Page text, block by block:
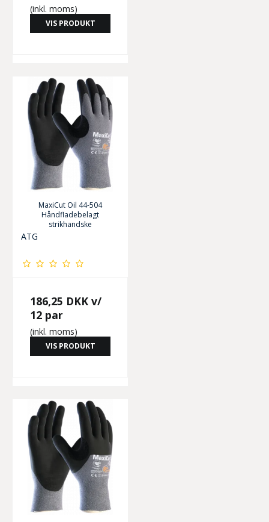
(inkl. moms)
VIS PRODUKT
MaxiCut Oil 44-504
Håndfladebelagt
strikhandske
ATG
186,25 DKK v/
12 par
(inkl. moms)
VIS PRODUKT